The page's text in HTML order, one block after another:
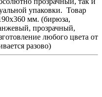
упаковки. Товар
мм. (бирюза,
прозрачный,
любого цвета от
разово)